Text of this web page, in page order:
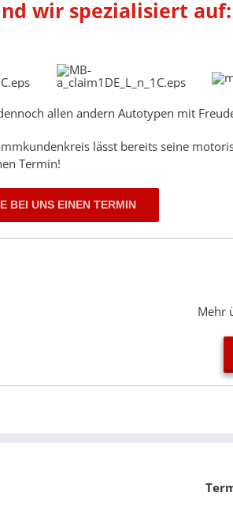
wir spezialisiert auf:
allen andern Autotypen mit
lässt bereits seine
Termin!
BEI UNS EINEN TERMIN
Mehr